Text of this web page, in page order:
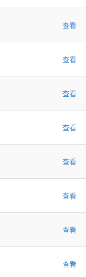
查看
查看
查看
查看
查看
查看
查看
查看